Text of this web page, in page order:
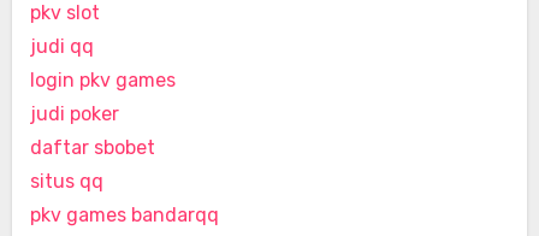
pkv slot
judi qq
login pkv games
judi poker
daftar sbobet
situs qq
pkv games bandarqq